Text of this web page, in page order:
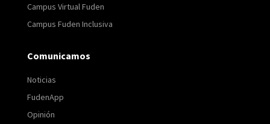
Campus Virtual Fuden
Campus Fuden Inclusiva
Comunicamos
Noticias
FudenApp
Opinión